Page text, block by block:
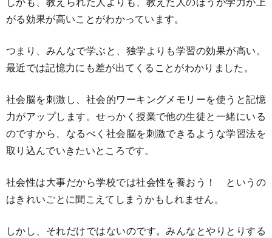
がる効果が高いことがわかっています。
つまり、みんなで学ぶと、独学よりも学習の効果が高い。
最近では記憶力にも差が出てくることがわかりました。
社会脳を刺激し、社会的ワーキングメモリーを使うと記憶
力がアップします。せっかく授業で他の生徒と一緒にいる
のですから、なるべく社会脳を刺激できるような学習法を
取り込んでいきたいところです。
社会性は大事だから学校では社会性を養おう！ というの
はきれいごとに聞こえてしまうかもしれません。
しかし、それだけではないのです。みんなとやりとりする